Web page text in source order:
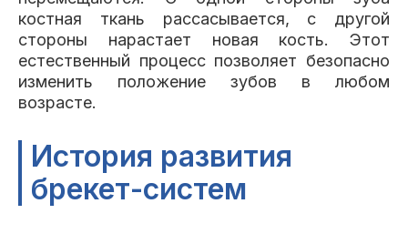
костная ткань рассасывается, с другой
стороны нарастает новая кость. Этот
естественный процесс позволяет безопасно
изменить положение зубов в любом
возрасте.
История развития
брекет-систем